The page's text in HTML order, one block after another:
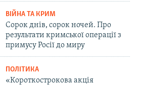
ВІЙНА ТА КРИМ
Сорок днів, сорок ночей. Про
результати кримської операції з
примусу Росії до миру
ПОЛІТИКА
«Короткострокова акція